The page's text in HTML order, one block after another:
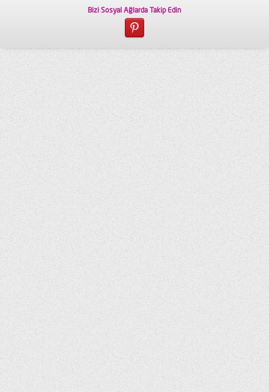
Bizi Sosyal Ağlarda Takip Edin